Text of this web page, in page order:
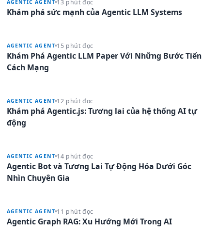
AGENTIC AGENT 13 phút đọc
Khám phá sức mạnh của Agentic LLM Systems
AGENTIC AGENT 15 phút đọc
Khám Phá Agentic LLM Paper Với Những Bước Tiến
Cách Mạng
AGENTIC AGENT 12 phút đọc
Khám phá Agentic.js: Tương lai của hệ thống AI tự
động
AGENTIC AGENT 14 phút đọc
Agentic Bot và Tương Lai Tự Động Hóa Dưới Góc
Nhìn Chuyên Gia
AGENTIC AGENT 11 phút đọc
Agentic Graph RAG: Xu Hướng Mới Trong AI